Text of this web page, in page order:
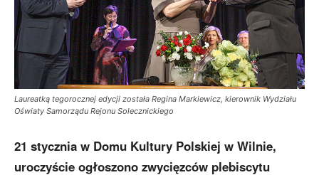
Laureatką tegorocznej edycji została Regina Markiewicz, kierownik Wydziału
Oświaty Samorządu Rejonu Solecznickiego
21 stycznia w Domu Kultury Polskiej w Wilnie,
uroczyście ogłoszono zwycięzców plebiscytu